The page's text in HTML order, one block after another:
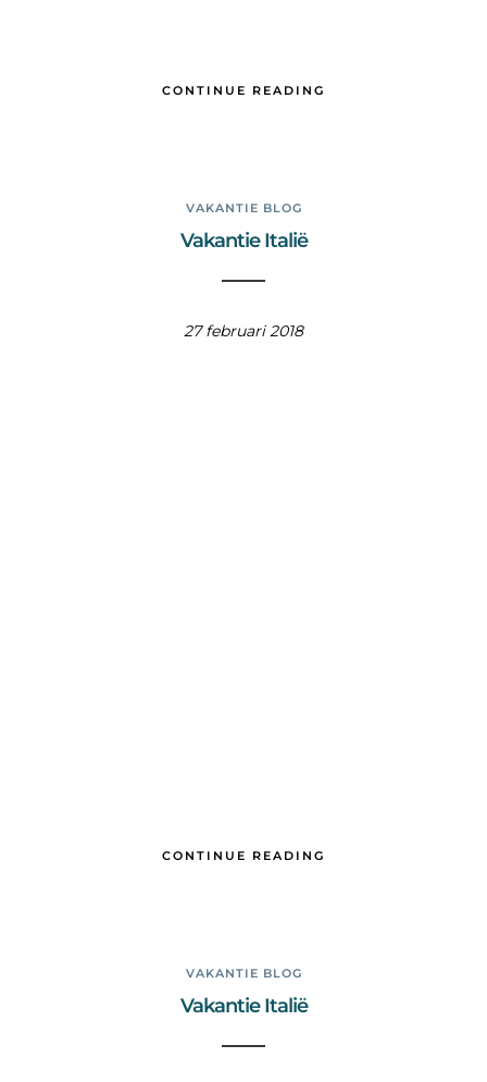
CONTINUE READING
VAKANTIE BLOG
Vakantie Italië
27 februari 2018
CONTINUE READING
VAKANTIE BLOG
Vakantie Italië